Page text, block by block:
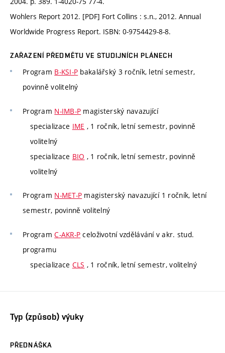
Wohlers Report 2012. [PDF] Fort Collins : s.n., 2012. Annual
Worldwide Progress Report. ISBN: 0-9754429-8-8.
ZAŘAZENÍ PŘEDMĚTU VE STUDIJNÍCH PLÁNECH
Program B-KSI-P bakalářský 3 ročník, letní semestr,
povinně volitelný
Program N-IMB-P magisterský navazující
specializace IME , 1 ročník, letní semestr, povinně
volitelný
specializace BIO , 1 ročník, letní semestr, povinně
volitelný
Program N-MET-P magisterský navazující 1 ročník, letní
semestr, povinně volitelný
ProgramC-AKR-P celoživotní vzdělávání v akr. stud.
programu
specializace CLS , 1 ročník, letní semestr, volitelný
Typ (způsob) výuky
PŘEDNÁŠKA